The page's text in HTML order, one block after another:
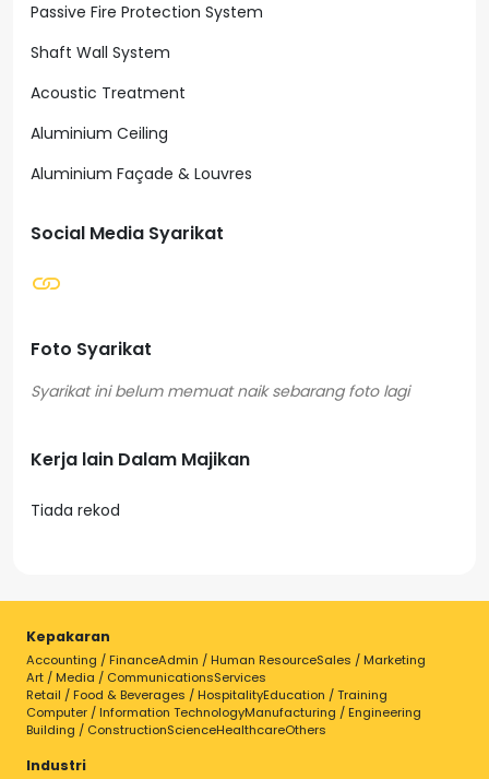
Passive Fire Protection System
Shaft Wall System
Acoustic Treatment
Aluminium Ceiling
Aluminium Façade & Louvres
Social Media Syarikat
Foto Syarikat
Kerja lain Dalam Majikan
Tiada rekod
Kepakaran
Accounting / FinanceAdmin / Human ResourceSales / Marketing
Art / Media / CommunicationsServices
Retail / Food & Beverages / HospitalityEducation / Training
Computer / Information TechnologyManufacturing / Engineering
Building / ConstructionScienceHealthcareOthers
Industri